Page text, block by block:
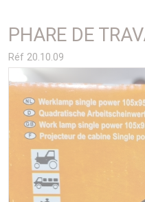
PHARE DE
Réf 20.10.09